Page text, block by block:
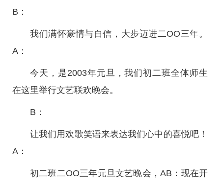
B：
我们满怀豪情与自信，大步迈进二OO三年。
A：
今天，是2003年元旦，我们初二班全体师生
在这里举行文艺联欢晚会。
B：
让我们用欢歌笑语来表达我们心中的喜悦吧！
A：
初二班二OO三年元旦文艺晚会，AB：现在开